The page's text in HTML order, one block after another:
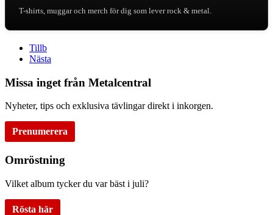
T-shirts, muggar och merch för dig som lever rock & metal.
Tillb
Nästa
Missa inget från Metalcentral
Nyheter, tips och exklusiva tävlingar direkt i inkorgen.
Prenumerera
Omröstning
Vilket album tycker du var bäst i juli?
Rösta här